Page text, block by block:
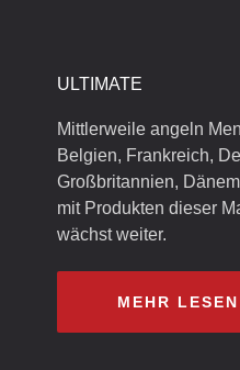
ULTIMATE
Mittlerweile angeln
Belgien, Frankreich,
Großbritannien,
mit Produkten dieser
wächst weiter.
MEHR LESEN